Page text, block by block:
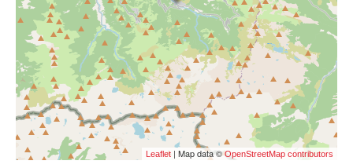
Leaflet | Map data ©OpenStreetMap contributors